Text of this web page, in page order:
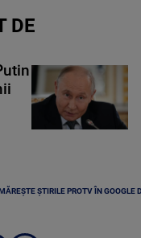
DE
ȘTIRILE PROTV ÎN GOOGLE